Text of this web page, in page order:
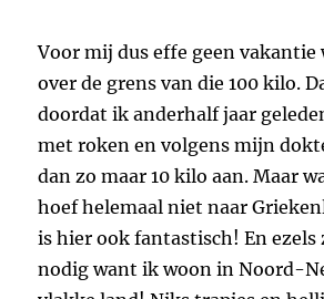
Voor mij dus effe geen
over de grens van die 100 kilo.
doordat ik anderhalf jaar
met roken en volgens mijn
dan zo maar 10 kilo aan. Maar
hoef helemaal niet naar
is hier ook fantastisch! En
nodig want ik woon in Noord-